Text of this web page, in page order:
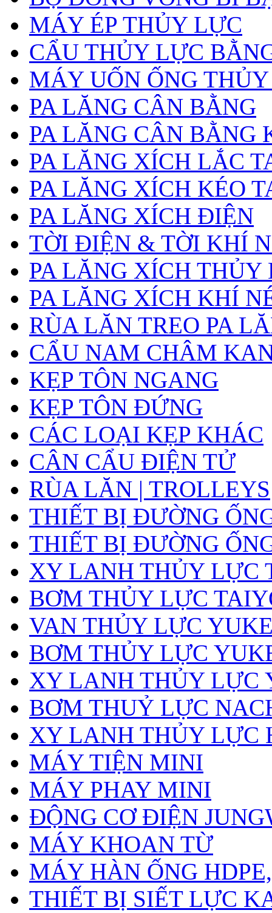
MÁY ÉP THỦY LỰC
CẨU THỦY LỰC
MÁY UỐN ỐNG
PA LĂNG CÂN BẰNG
PA LĂNG CÂN BẰNG
PA LĂNG XÍCH LẮC
PA LĂNG XÍCH KÉO
PA LĂNG XÍCH ĐIỆN
TỜI ĐIỆN & TỜI KHÍ
PA LĂNG XÍCH THỦY
PA LĂNG XÍCH KHÍ
RÙA LĂN TREO PA
CẨU NAM CHÂM
KẸP TÔN NGANG
KẸP TÔN ĐỨNG
CÁC LOẠI KẸP KHÁC
CÂN CẨU ĐIỆN TỬ
RÙA LĂN | TROLLEYS
THIẾT BỊ ĐƯỜNG
THIẾT BỊ ĐƯỜNG
XY LANH THỦY LỰC
BƠM THỦY LỰC
VAN THỦY LỰC
BƠM THỦY LỰC
XY LANH THỦY LỰC
BƠM THUỶ LỰC
XY LANH THỦY LỰC
MÁY TIỆN MINI
MÁY PHAY MINI
ĐỘNG CƠ ĐIỆN
MÁY KHOAN TỪ
MÁY HÀN ỐNG
THIẾT BỊ SIẾT LỰC